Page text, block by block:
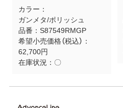
カラー：
ガンメタ/ポリッシュ
品番： S87549RMGP
希望小売価格（税込）：
62,700円
在庫状況： 〇